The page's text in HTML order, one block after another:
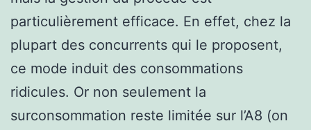
particulièrement efficace. En effet, chez la
plupart des concurrents qui le proposent,
ce mode induit des consommations
ridicules. Or non seulement la
surconsommation reste limitée sur l’A8 (on